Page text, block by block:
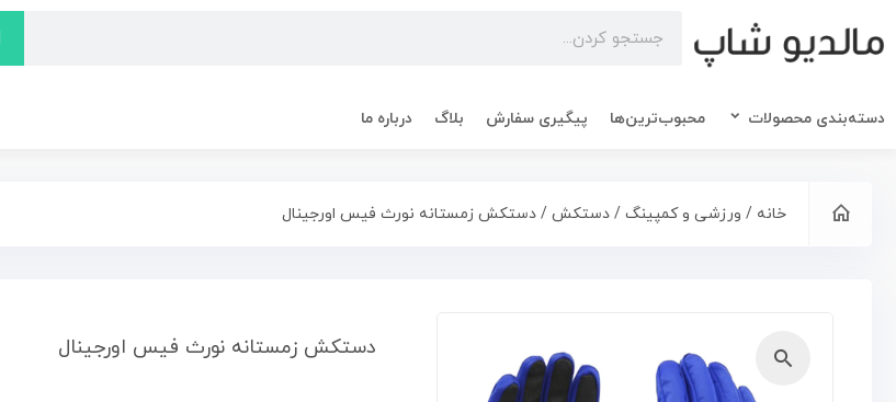
دسته‌بندی محصولات محبوب‌ترین‌ها پیگیری سفارش بلاگ درباره ما
خانه / ورزشی و کمپینگ / دستکش / دستکش زمستانه نورث فیس اورجینال
دستکش زمستانه نورث فیس اورجینال